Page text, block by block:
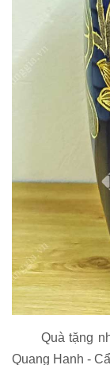
Quà tặng
Quang Hanh -